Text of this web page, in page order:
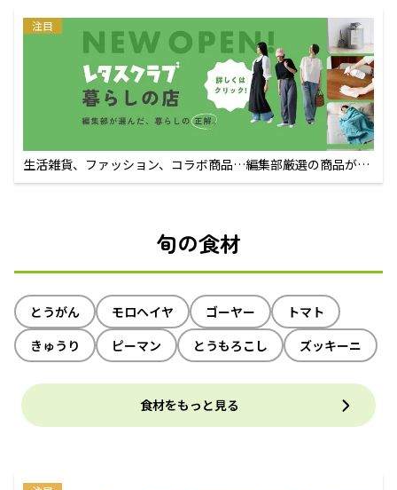
注目
生活雑貨、ファッション、コラボ商品…編集部厳選の商品が買
えるECサイト
旬の食材
とうがん モロヘイヤ ゴーヤー
トマト
きゅうり
ピーマン とうもろこし ズッキーニ
食材をもっと見る